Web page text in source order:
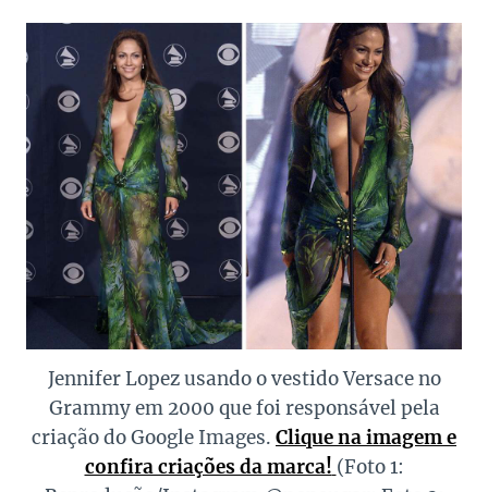
Jennifer Lopez usando o vestido Versace no
Grammy em 2000 que foi responsável pela
criação do Google Images. Clique na imagem e
confira criações da marca! (Foto 1: